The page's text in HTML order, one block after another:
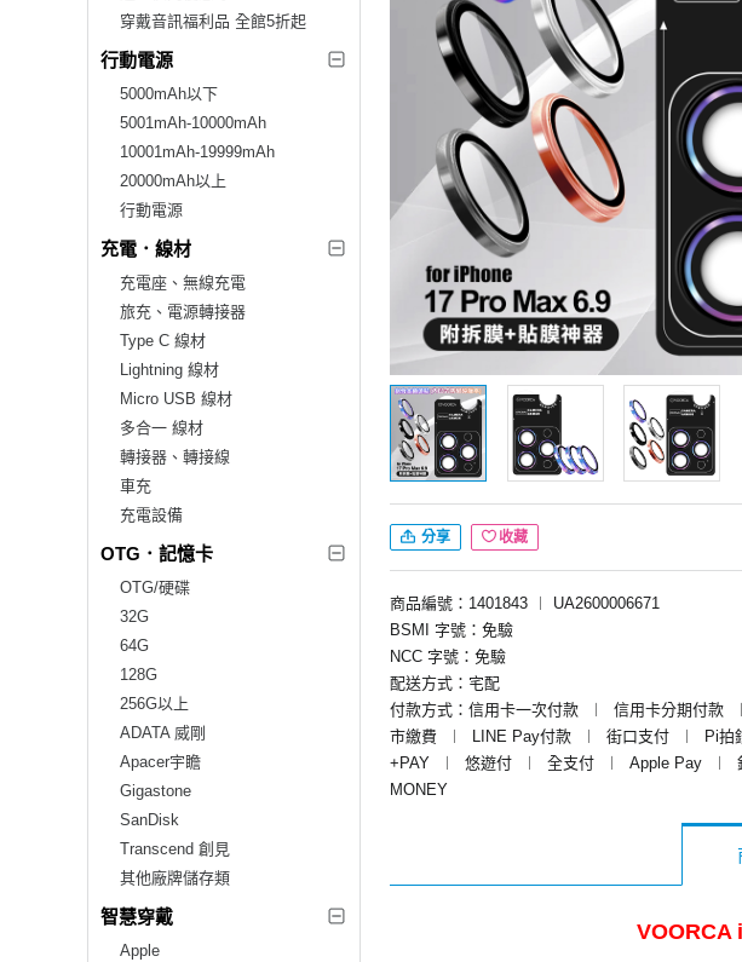
穿戴音訊福利品 全館5折起
行動電源
5000mAh以下
5001mAh-10000mAh
10001mAh-19999mAh
20000mAh以上
行動電源
充電．線材
充電座、無線充電
旅充、電源轉接器
Type C 線材
Lightning 線材
Micro USB 線材
多合一 線材
轉接器、轉接線
車充
充電設備
OTG．記憶卡
OTG/硬碟
32G
64G
128G
256G以上
ADATA 威剛
Apacer宇瞻
Gigastone
SanDisk
Transcend 創見
其他廠牌儲存類
智慧穿戴
Apple
分享 收藏
商品編號：1401843 ︱
UA2600006671
BSMI 字號：免驗
NCC 字號：免驗
配送方式：宅配
付款方式：信用卡一次付款
︱ 信用卡分期付款 ︱
市繳費
︱ LINE Pay付款 ︱ 街口支付 ︱ Pi拍
+PAY
︱ 悠遊付 ︱ 全支付 ︱ Apple Pay ︱
MONEY
VOORCA